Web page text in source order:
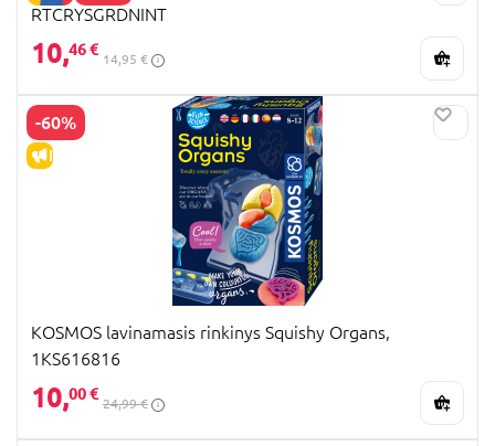
RTCRYSGRDNINT
10,46 €
14,95 €
-60%
IŠPARDAVIMAS
KOSMOS lavinamasis rinkinys Squishy Organs,
1KS616816
10,00 €
24,99 €